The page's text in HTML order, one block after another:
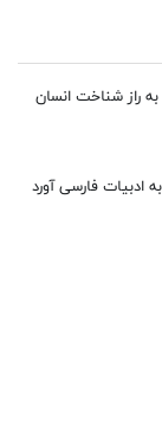
راز شناخت انسان
ادبیات فارسی آورد